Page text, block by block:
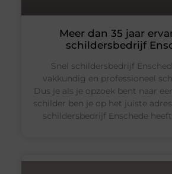
Meer dan 35 jaar
schildersbedrijf
Snel schildersbedrijf
vakkundig en professioneel
Dus je als je opzoek bent naar
schilder ben je op het juiste
schildersbedrijf Enschede